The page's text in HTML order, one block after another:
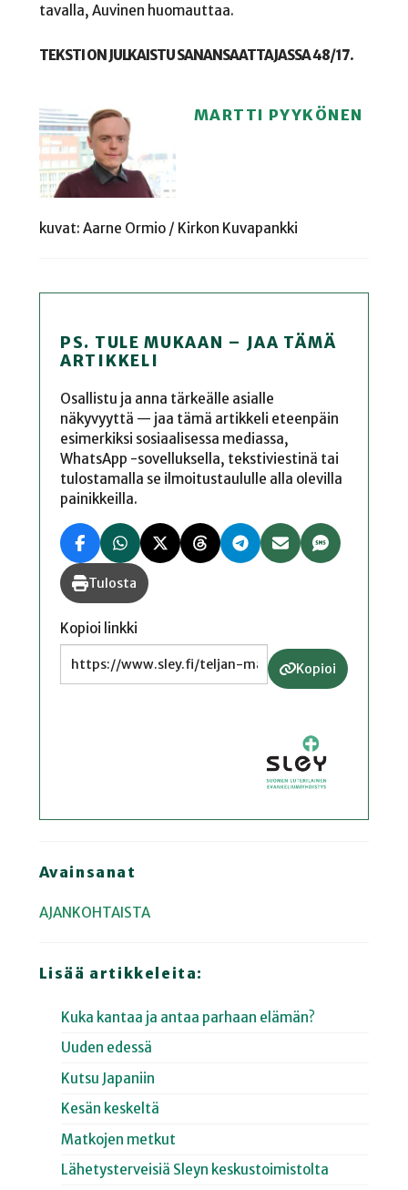
tavalla, Auvinen huomauttaa.
TEKSTI ON JULKAISTU SANANSAATTAJASSA 48/17.
MARTTI PYYKÖNEN
kuvat: Aarne Ormio / Kirkon Kuvapankki
PS. TULE MUKAAN – JAA TÄMÄ
ARTIKKELI
Osallistu ja anna tärkeälle asialle
näkyvyyttä — jaa tämä artikkeli eteenpäin
esimerkiksi sosiaalisessa mediassa,
WhatsApp -sovelluksella, tekstiviestinä tai
tulostamalla se ilmoitustaululle alla olevilla
painikkeilla.
Tulosta
Kopioi linkki
Kopioi
Avainsanat
AJANKOHTAISTA
Lisää artikkeleita:
Kuka kantaa ja antaa parhaan elämän?
Uuden edessä
Kutsu Japaniin
Kesän keskeltä
Matkojen metkut
Lähetysterveisiä Sleyn keskustoimistolta